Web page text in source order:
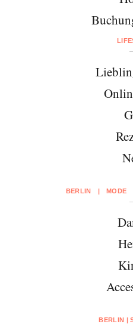
BERLIN | MODE
BERLIN |